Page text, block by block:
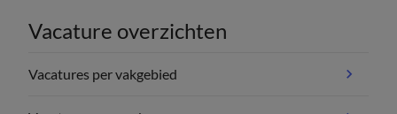
Vacature overzichten
Vacatures per vakgebied